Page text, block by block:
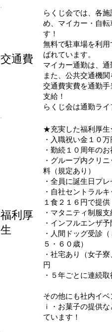
交通費
らくじ会では、各
め、マイカー・自
す！
無料で駐車場を利
ばれています。
マイカー通勤は、通
また、公共交通機
交通費実費を通勤
支給！
らくじ会は通勤ライ
​福利厚
生
★充実した福利厚
・入職祝い金１０
・勤続１０周年の
・グループ内クリ
料（規定あり）
・全員に誕生日プレ
・自社セントラル
１食２１６円で提供
・マタニティ制服
・インフルエンザ
・人間ドッグ受診
５・６０歳）
・社宅あり（女子
円
・５年ごとに連続
その他にも社内イ
ｉ・お菓子の提供
ています！